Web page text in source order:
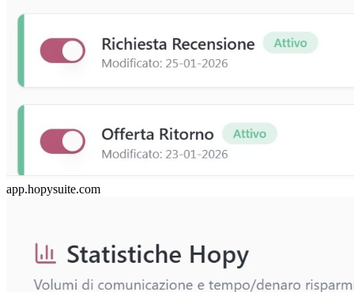
app.hopysuite.com